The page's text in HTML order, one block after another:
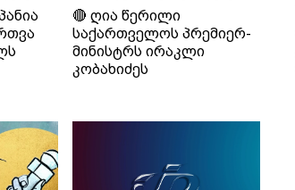
🔴 ღია წერილი
საქართველოს პრემიერ-
მინისტრს ირაკლი
კობახიძეს